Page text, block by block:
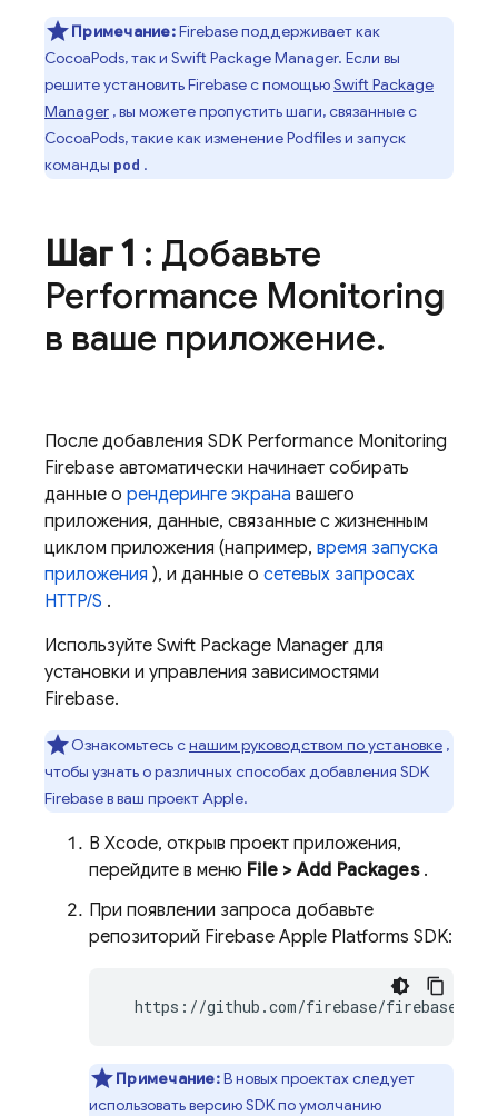
Примечание:Firebase поддерживает как
CocoaPods, так и Swift Package Manager. Если вы
решите установить Firebase с помощьюSwift Package
Manager , вы можете пропустить шаги, связанные с
CocoaPods, такие как изменение Podfiles и запуск
команды pod .
Шаг 1 : Добавьте
Performance Monitoring
в ваше приложение.
После добавления SDK Performance Monitoring
Firebase автоматически начинает собирать
данные о рендеринге экрана вашего
приложения, данные, связанные с жизненным
циклом приложения (например, время запуска
приложения ), и данные о сетевых запросах
HTTP/S .
Используйте Swift Package Manager для
установки и управления зависимостями
Firebase.
Ознакомьтесь снашим руководством по установке ,
чтобы узнать о различных способах добавления SDK
Firebase в ваш проект Apple.
В Xcode, открыв проект приложения,
перейдите в меню File > Add Packages.
При появлении запроса добавьте
репозиторий Firebase Apple Platforms SDK:
https://github.com/firebase/firebase-
Примечание:В новых проектах следует
использовать версию SDK по умолчанию